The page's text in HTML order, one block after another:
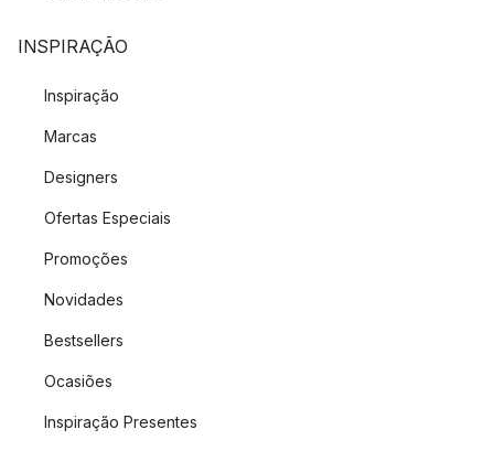
INSPIRAÇÃO
Inspiração
Marcas
Designers
Ofertas Especiais
Promoções
Novidades
Bestsellers
Ocasiões
Inspiração Presentes